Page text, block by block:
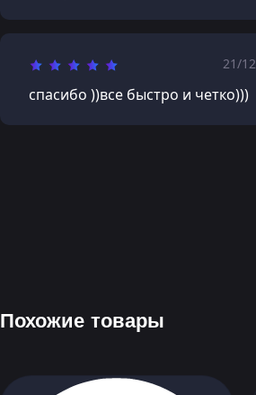
21/12
спасибо ))все быстро и четко)))
Похожие товары